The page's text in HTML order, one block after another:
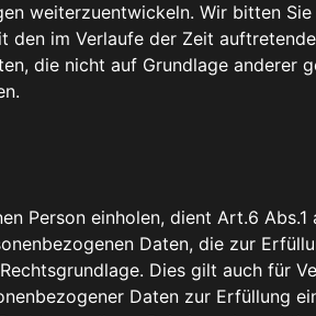
weiterzuentwickeln. Wir bitten
im Verlaufe der Zeit
die nicht auf Grundlage anderer
Person einholen, dient Art.6 Abs.1
Daten, die zur
Dies gilt auch für
Daten zur Erfüllung